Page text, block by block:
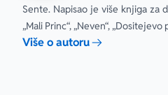
Sente. Napisao je više knjiga za
„Mali Princ“, „Neven“, „Dositejevo
Više o autoru